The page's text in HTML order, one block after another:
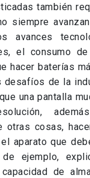
también
siempre
avances
el consumo
hacer baterías
desafíos de la
una pantalla
otras cosas,
aparato que
de ejemplo,
de